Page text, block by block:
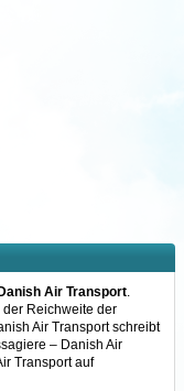
Danish Air Transport.
Reichweite der
Air Transport schreibt
– Danish Air
Transport auf